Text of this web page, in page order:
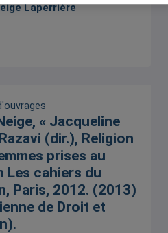
Laperrière
« Jacqueline
(dir.), Religion
prises au
Les cahiers du
Paris, 2012. (2013)
de Droit et